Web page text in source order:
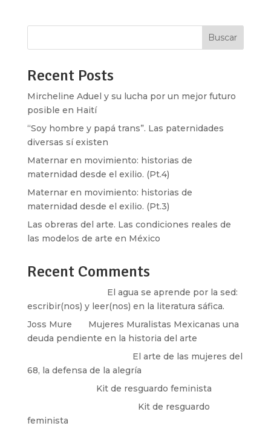
Buscar
Recent Posts
Mircheline Aduel y su lucha por un mejor futuro
posible en Haití
“Soy hombre y papá trans”. Las paternidades
diversas sí existen
Maternar en movimiento: historias de
maternidad desde el exilio. (Pt.4)
Maternar en movimiento: historias de
maternidad desde el exilio. (Pt.3)
Las obreras del arte. Las condiciones reales de
las modelos de arte en México
Recent Comments
El agua se aprende por la sed:
escribir(nos) y leer(nos) en la literatura sáfica.
Joss Mure
Mujeres Muralistas Mexicanas una
deuda pendiente en la historia del arte
El arte de las mujeres del
68, la defensa de la alegría
Kit de resguardo feminista
Kit de resguardo
feminista